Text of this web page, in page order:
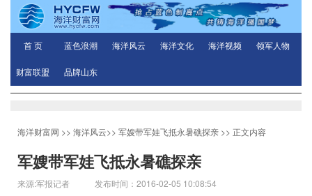
首 页 蓝色浪潮 海洋风云 海洋文化 海洋视频 领军人物
财富联盟 品牌山东
海洋财富网 >> 海洋风云>> 军嫂带军娃飞抵永暑礁探亲 >> 正文内容
军嫂带军娃飞抵永暑礁探亲
来源:军报记者 发布时间：2016-02-05 10:08:54